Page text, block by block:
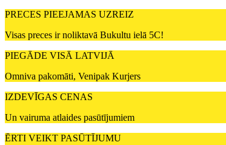
PRECES PIEEJAMAS UZREIZ
Visas preces ir noliktavā Bukultu ielā 5C!
PIEGĀDE VISĀ LATVIJĀ
Omniva pakomāti, Venipak Kurjers
IZDEVĪGAS CENAS
Un vairuma atlaides pasūtījumiem
ĒRTI VEIKT PASŪTĪJUMU